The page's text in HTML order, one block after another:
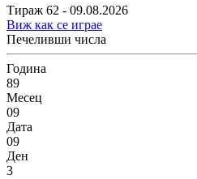
Тираж 62 - 09.08.2026
Виж как се играе
Печеливши числа
Година
89
Месец
09
Дата
09
Ден
3